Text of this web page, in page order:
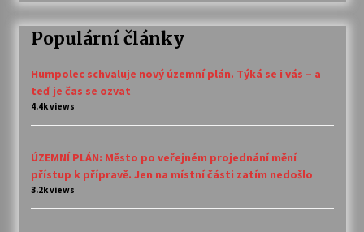
Populární články
Humpolec schvaluje nový územní plán. Týká se i vás – a
teď je čas se ozvat
4.4k views
ÚZEMNÍ PLÁN: Město po veřejném projednání mění
přístup k přípravě. Jen na místní části zatím nedošlo
3.2k views